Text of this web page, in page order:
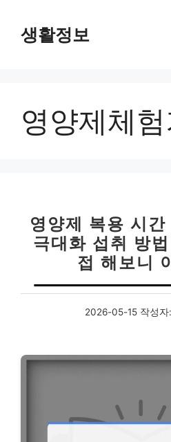
생활정보
영양제체험
영양제 복용 시
극대화 섭취 방
접 해보니
2026-05-15 작성자: